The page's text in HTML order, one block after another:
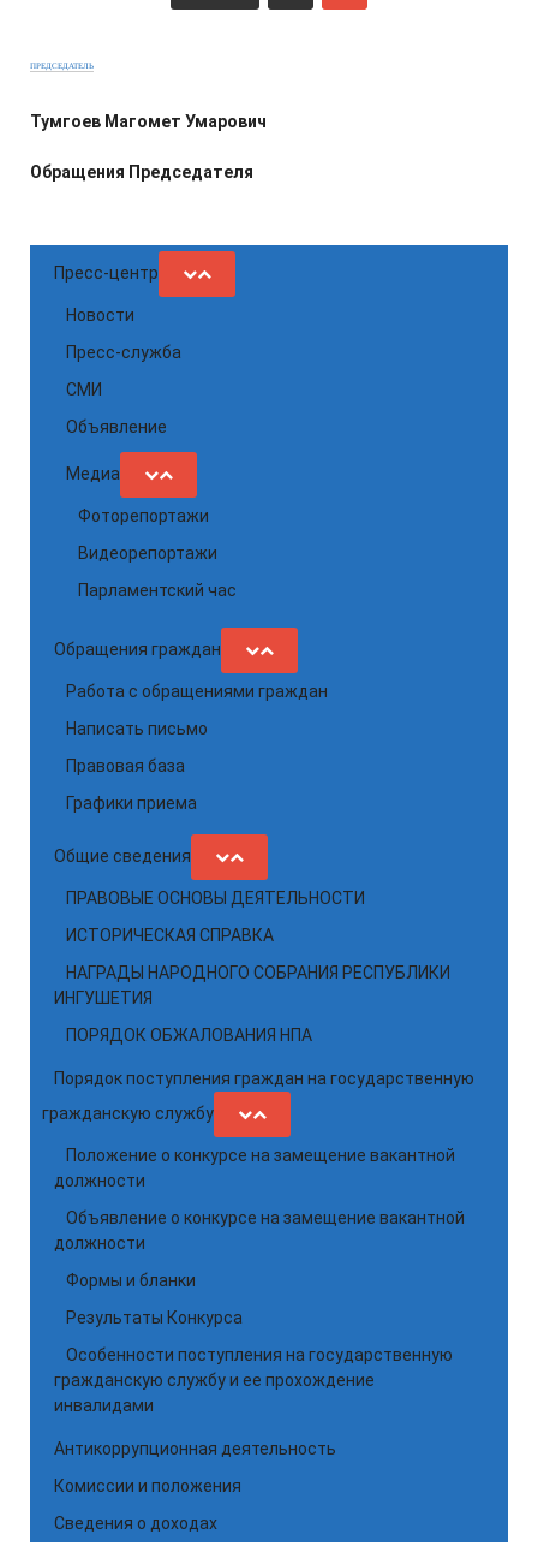
ПРЕДСЕДАТЕЛЬ
Тумгоев Магомет Умарович
Обращения Председателя
Пресс-центр
Новости
Пресс-служба
СМИ
Объявление
Медиа
Фоторепортажи
Видеорепортажи
Парламентский час
Обращения граждан
Работа с обращениями граждан
Написать письмо
Правовая база
Графики приема
Общие сведения
ПРАВОВЫЕ ОСНОВЫ ДЕЯТЕЛЬНОСТИ
ИСТОРИЧЕСКАЯ СПРАВКА
НАГРАДЫ НАРОДНОГО СОБРАНИЯ РЕСПУБЛИКИ
ИНГУШЕТИЯ
ПОРЯДОК ОБЖАЛОВАНИЯ НПА
Порядок поступления граждан на государственную
гражданскую службу
Положение о конкурсе на замещение вакантной
должности
Объявление о конкурсе на замещение вакантной
должности
Формы и бланки
Результаты Конкурса
Особенности поступления на государственную
гражданскую службу и ее прохождение
инвалидами
Антикоррупционная деятельность
Комиссии и положения
Сведения о доходах